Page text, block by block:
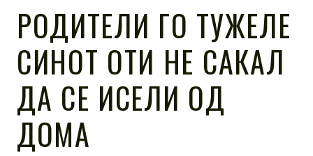
РОДИТЕЛИ ГО ТУЖЕЛЕ
СИНОТ ОТИ НЕ САКАЛ
ДА СЕ ИСЕЛИ ОД
ДОМА